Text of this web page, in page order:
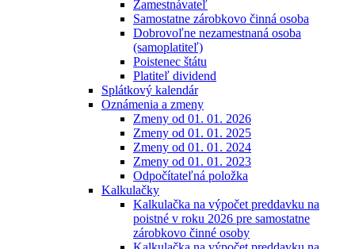
Zamestnávateľ
Samostatne zárobkovo činná osoba
Dobrovoľne nezamestnaná osoba
(samoplatiteľ)
Poistenec štátu
Platiteľ dividend
Splátkový kalendár
Oznámenia a zmeny
Zmeny od 01. 01. 2026
Zmeny od 01. 01. 2025
Zmeny od 01. 01. 2024
Zmeny od 01. 01. 2023
Odpočítateľná položka
Kalkulačky
Kalkulačka na výpočet preddavku na
poistné v roku 2026 pre samostatne
zárobkovo činné osoby